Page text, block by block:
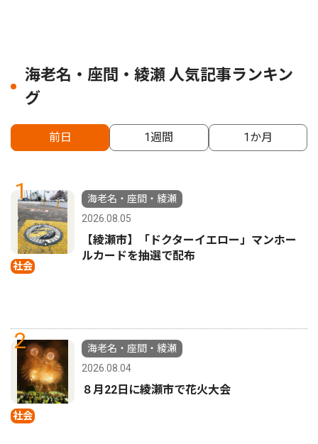
海老名・座間・綾瀬 人気記事ランキン
グ
前日 1週間 1か月
1
社会
海老名・座間・綾瀬
2026.08.05
【綾瀬市】「ドクターイエロー」マンホー
ルカードを抽選で配布
2
社会
海老名・座間・綾瀬
2026.08.04
８月22日に綾瀬市で花火大会